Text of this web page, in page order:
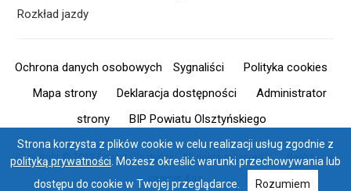
Rozkład jazdy
Ochrona danych osobowych Sygnaliści
Polityka cookies
Mapa strony
Deklaracja dostępności
Administrator
strony
BIP Powiatu Olsztyńskiego
Copyright © 2023 Powiat Olsztyński. All rights reserved. Realizacja:
Internet Arts
Strona korzysta z plików cookie w celu realizacji usług zgodnie z
polityką prywatności . Możesz określić warunki przechowywania lub
dostępu do cookie w Twojej przeglądarce.
Rozumiem